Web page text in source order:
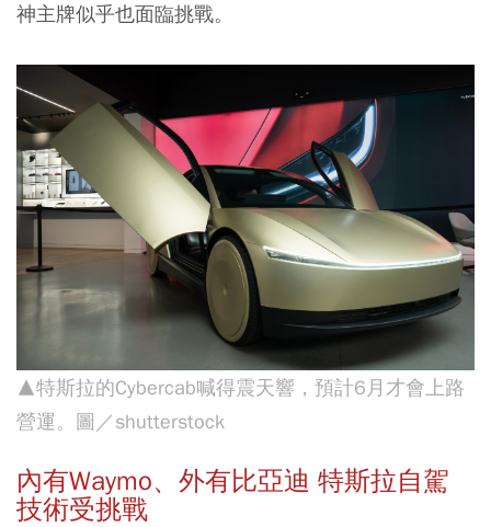
神主牌似乎也面臨挑戰。
▲特斯拉的Cybercab喊得震天響，預計6月才會上路
營運。圖／shutterstock
內有Waymo、外有比亞迪 特斯拉自駕
技術受挑戰